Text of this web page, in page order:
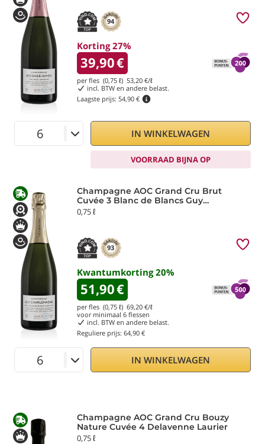
94
Korting 27%
39,90€
per fles (0,75 ℓ) 53,20 €/ℓ
incl. BTW en andere belast.
Laagste prijs: 54,90 €
IN WINKELWAGEN
VOORRAAD BIJNA OP
Champagne AOC Grand Cru Brut
Cuvée 3 Blanc de Blancs Guy
Charlemagne Laurier
0,75 ℓ
93
Kwantumkorting20%
51,90€
per fles (0,75 ℓ) 69,20 €/ℓ
voor minimaal 6 flessen
incl. BTW en andere belast.
Reguliere prijs: 64,90 €
IN WINKELWAGEN
Champagne AOC Grand Cru Bouzy
Nature Cuvée 4 Delavenne Laurier
0,75 ℓ